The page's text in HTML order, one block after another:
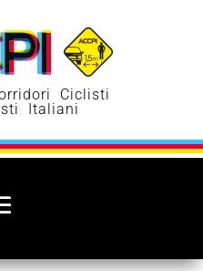
Ciclisti
Italiani